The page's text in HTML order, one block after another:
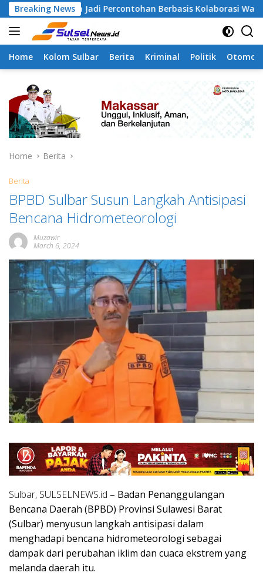
Skip
to
content
Breaking News
Jadi Percontohan Berbasis Kolaborasi Warga
Home Kolom Sulbar Berita Kriminal Politik
Home Berita
Berita
BPBD Sulbar Susun Langkah Antisipasi
Bencana Hidrometeorologi
Muzawir
March 6, 2024
Sulbar, SULSELNEWS.id – Badan Penanggulangan
Bencana Daerah (BPBD) Provinsi Sulawesi Barat
(Sulbar) menyusun langkah antisipasi dalam
menghadapi bencana hidrometeorologi sebagai
dampak dari perubahan iklim dan cuaca ekstrem yang
melanda daerah itu.